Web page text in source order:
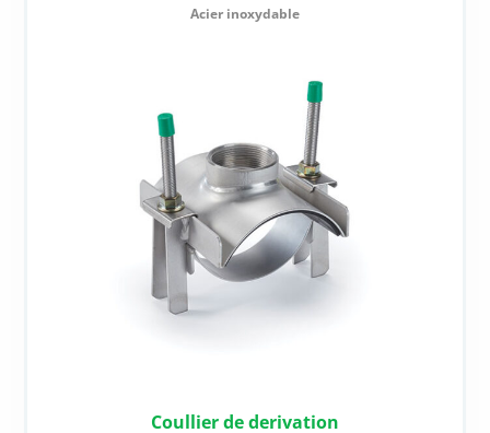
Acier inoxydable
Coullier de derivation